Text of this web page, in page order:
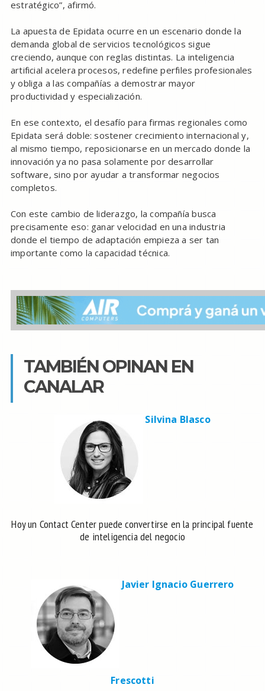
estratégico”, afirmó.
La apuesta de Epidata ocurre en un escenario donde la
demanda global de servicios tecnológicos sigue
creciendo, aunque con reglas distintas. La inteligencia
artificial acelera procesos, redefine perfiles profesionales
y obliga a las compañías a demostrar mayor
productividad y especialización.
En ese contexto, el desafío para firmas regionales como
Epidata será doble: sostener crecimiento internacional y,
al mismo tiempo, reposicionarse en un mercado donde la
innovación ya no pasa solamente por desarrollar
software, sino por ayudar a transformar negocios
completos.
Con este cambio de liderazgo, la compañía busca
precisamente eso: ganar velocidad en una industria
donde el tiempo de adaptación empieza a ser tan
importante como la capacidad técnica.
TAMBIÉN OPINAN EN
CANALAR
Silvina Blasco
Hoy un Contact Center puede convertirse en la principal fuente
de inteligencia del negocio
Javier Ignacio Guerrero
Frescotti